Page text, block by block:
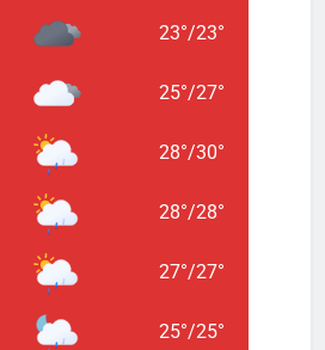
23°/23°
25°/27°
28°/30°
28°/28°
27°/27°
25°/25°